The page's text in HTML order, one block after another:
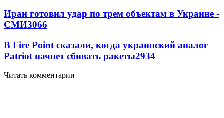
Иран готовил удар по трем объектам в Украине -
СМИ3066
В Fire Point сказали, когда украинский аналог
Patriot начнет сбивать ракеты2934
Читать комментарии